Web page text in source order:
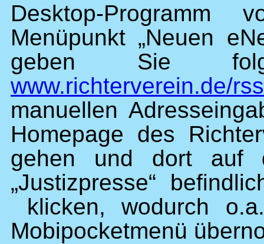
Desktop-
Menüpunkt „Neuen
geben Sie
www.richterverein.de/
manuellen
Homepage des
gehen und dort auf
„Justizpresse“
klicken, wodurch
Mobipocketmenü